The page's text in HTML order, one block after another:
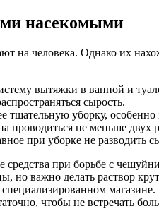
насекомыми
на человека. Однако их
вытяжки в ванной и
сырость.
тщательную уборку,
проводиться не меньше
при уборке не разводить
средства при борьбе с
но важно делать раствор
чтобы не встречать